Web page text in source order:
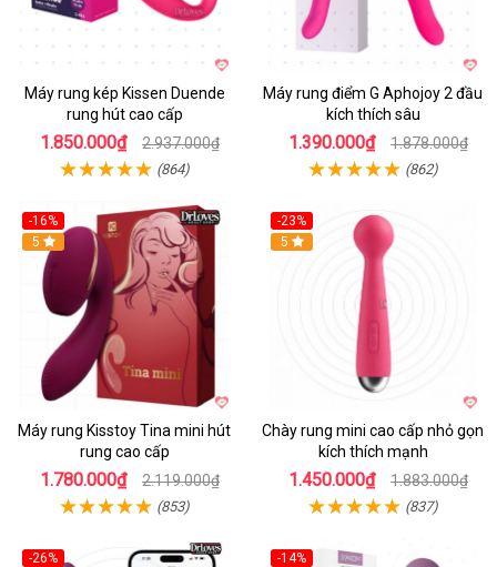
Máy rung kép Kissen Duende
rung hút cao cấp
1.850.000₫ 2.937.000₫
(864)
Máy rung điểm G Aphojoy 2 đầu
kích thích sâu
1.390.000₫ 1.878.000₫
(862)
-16%
Hot
5
Máy rung Kisstoy Tina mini hút
rung cao cấp
1.780.000₫ 2.119.000₫
(853)
-23%
Hot
5
Chày rung mini cao cấp nhỏ gọn
kích thích mạnh
1.450.000₫ 1.883.000₫
(837)
-26% -14%